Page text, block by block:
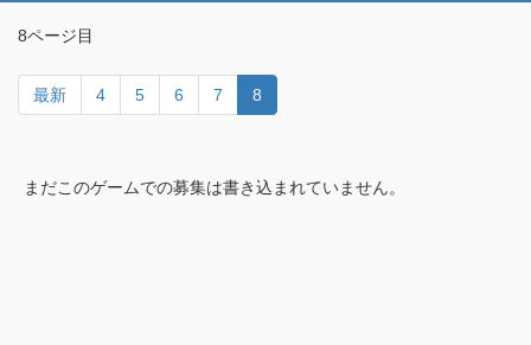
8ページ目
最新 4 5 6 7 8
まだこのゲームでの募集は書き込まれていません。